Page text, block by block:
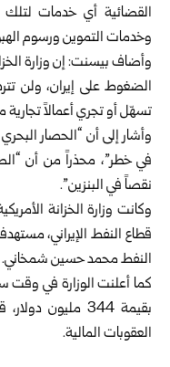
القضائية أي خدمات لتلك
وخدمات التموين ورسوم
وأضاف بيسنت: إن وزارة
الضغوط على إيران، ولن
تسهّل أو تجري أعمالاً تجارية
وأشار إلى أن “الحصار
في خطر”، محذراً من أن
نقصاً في البنزين”.
وكانت وزارة الخزانة
النفط محمد حسين شمخاني.
كما أعلنت الوزارة في وقت
بقيمة 344 مليون
العقوبات المالية.